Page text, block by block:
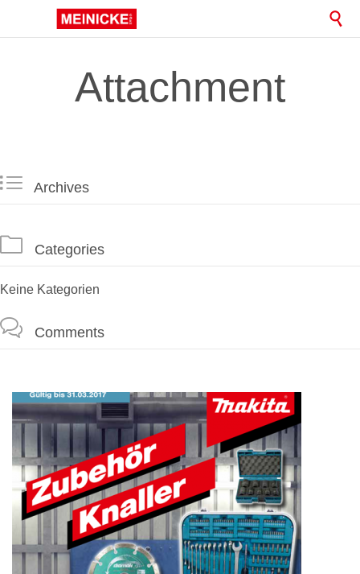

Attachment
 Archives
 Categories
Keine Kategorien
 Comments